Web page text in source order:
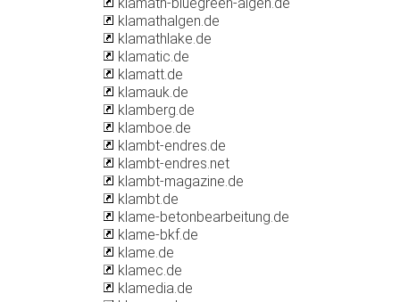
klamathalgen.de
klamathlake.de
klamatic.de
klamatt.de
klamauk.de
klamberg.de
klamboe.de
klambt-endres.de
klambt-endres.net
klambt-magazine.de
klambt.de
klame-betonbearbeitung.de
klame-bkf.de
klame.de
klamec.de
klamedia.de